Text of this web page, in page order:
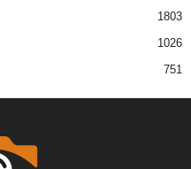
1803
1026
751